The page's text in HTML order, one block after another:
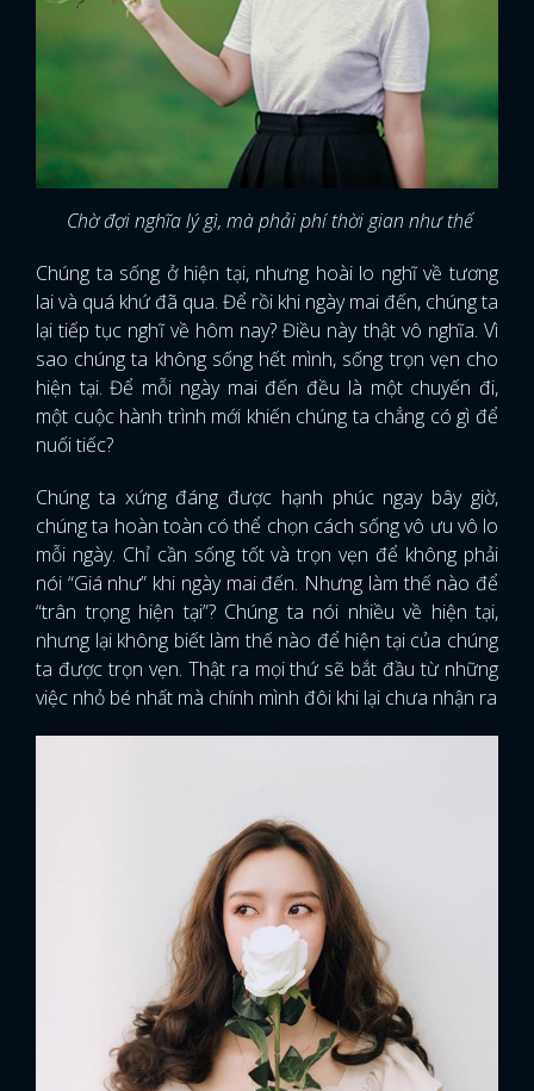
Chờ đợi nghĩa lý gì, mà phải phí thời gian như thế
Chúng ta sống ở hiện tại, nhưng hoài lo nghĩ về tương
lai và quá khứ đã qua. Để rồi khi ngày mai đến, chúng ta
lại tiếp tục nghĩ về hôm nay? Điều này thật vô nghĩa. Vì
sao chúng ta không sống hết mình, sống trọn vẹn cho
hiện tại. Để mỗi ngày mai đến đều là một chuyến đi,
một cuộc hành trình mới khiến chúng ta chẳng có gì để
nuối tiếc?
Chúng ta xứng đáng được hạnh phúc ngay bây giờ,
chúng ta hoàn toàn có thể chọn cách sống vô ưu vô lo
mỗi ngày. Chỉ cần sống tốt và trọn vẹn để không phải
nói “Giá như” khi ngày mai đến. Nhưng làm thế nào để
“trân trọng hiện tại”? Chúng ta nói nhiều về hiện tại,
nhưng lại không biết làm thế nào để hiện tại của chúng
ta được trọn vẹn. Thật ra mọi thứ sẽ bắt đầu từ những
việc nhỏ bé nhất mà chính mình đôi khi lại chưa nhận ra